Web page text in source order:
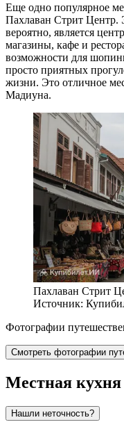
Еще одно популярное
Пахлаван Стрит Центр.
вероятно, является
магазины, кафе и
возможности для
просто приятных
жизни. Это отличное
Мадиуна.
Пахлаван Стрит
Источник:
Фотографии
Смотреть фотографии
Местная кухня
Нашли неточность?